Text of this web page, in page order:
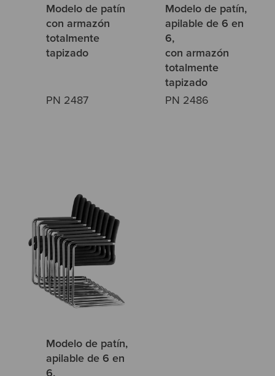
Modelo de patín
con armazón
totalmente
tapizado
PN 2487
Modelo de patín,
apilable de 6 en
6,
con armazón
totalmente
tapizado
PN 2486
Modelo de patín,
apilable de 6 en